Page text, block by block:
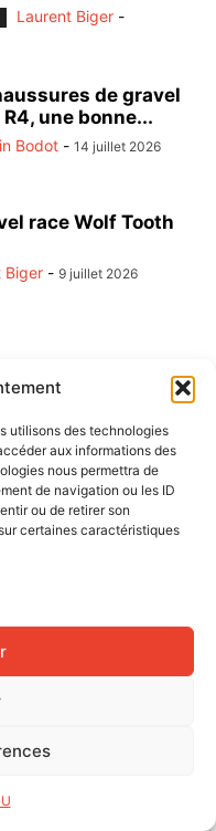
utilisons des technologies
aux informations des
nous permettra de
de navigation ou les ID
ou de retirer son
certaines caractéristiques
Laurent Biger -
de gravel
R4, une bonne...
Bodot - 14 juillet 2026
race Wolf Tooth
Biger - 9 juillet 2026
à un sujet souvent
le vélo et la relation
En allant sur le
difficile à s
retour d expérience sur le
un ou des tests sur
par des apports
chamois serait aussi une
aussi en louper…..